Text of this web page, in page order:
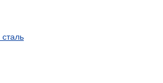
сталь